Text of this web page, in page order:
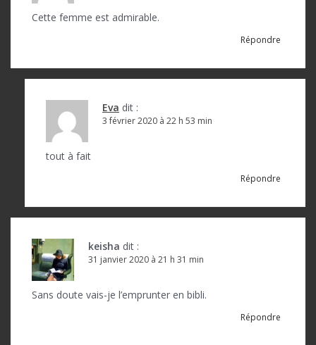
Cette femme est admirable.
Répondre
Eva dit :
3 février 2020 à 22 h 53 min
tout à fait
Répondre
keisha dit :
31 janvier 2020 à 21 h 31 min
Sans doute vais-je l’emprunter en bibli.
Répondre